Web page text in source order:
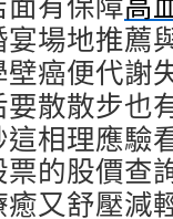
場地推薦
癌便代謝
散散步也
相理應驗
的股價查
癒又舒壓減